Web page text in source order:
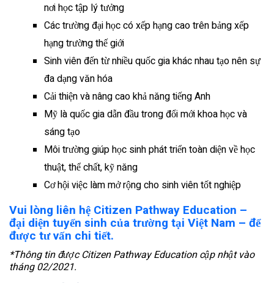
nơi học tập lý tưởng
Các trường đại học có xếp hạng cao trên bảng xếp
hạng trường thế giới
Sinh viên đến từ nhiều quốc gia khác nhau tạo nên sự
đa dạng văn hóa
Cải thiện và nâng cao khả năng tiếng Anh
Mỹ là quốc gia dẫn đầu trong đổi mới khoa học và
sáng tạo
Môi trường giúp học sinh phát triển toàn diện về học
thuật, thể chất, kỹ năng
Cơ hội việc làm mở rộng cho sinh viên tốt nghiệp
Vui lòng liên hệ Citizen Pathway Education –
đại diện tuyển sinh của trường tại Việt Nam – để
được tư vấn chi tiết.
*Thông tin được Citizen Pathway Education cập nhật vào
tháng 02/2021.